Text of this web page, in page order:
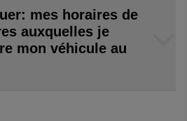
mes horaires de
auxquelles je
mon véhicule au